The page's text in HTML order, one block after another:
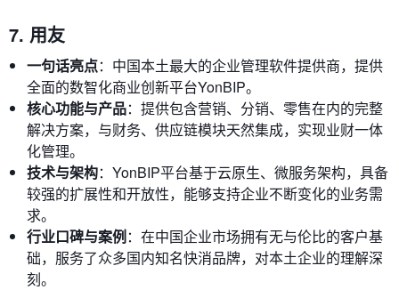
7. 用友
一句话亮点：中国本土最大的企业管理软件提供商，提供
全面的数智化商业创新平台YonBIP。
核心功能与产品：提供包含营销、分销、零售在内的完整
解决方案，与财务、供应链模块天然集成，实现业财一体
化管理。
技术与架构：YonBIP平台基于云原生、微服务架构，具备
较强的扩展性和开放性，能够支持企业不断变化的业务需
求。
行业口碑与案例：在中国企业市场拥有无与伦比的客户基
础，服务了众多国内知名快消品牌，对本土企业的理解深
刻。